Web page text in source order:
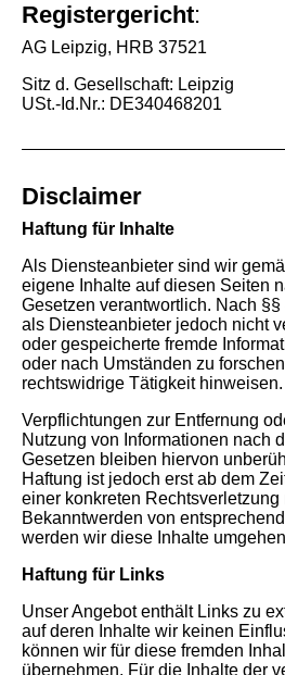
Registergericht:
AG Leipzig, HRB 37521
Sitz d. Gesellschaft: Leipzig
USt.-Id.Nr.: DE340468201
Disclaimer
Haftung für Inhalte
Als Diensteanbieter sind wir
eigene Inhalte auf diesen Seiten
Gesetzen verantwortlich. Nach
als Diensteanbieter jedoch nicht
oder gespeicherte fremde
oder nach Umständen zu
rechtswidrige Tätigkeit hinweisen.
Verpflichtungen zur Entfernung
Nutzung von Informationen nach
Gesetzen bleiben hiervon
Haftung ist jedoch erst ab dem
einer konkreten Rechtsverletzung
Bekanntwerden von
werden wir diese Inhalte
Haftung für Links
Unser Angebot enthält Links zu
auf deren Inhalte wir keinen
können wir für diese fremden
übernehmen. Für die Inhalte der